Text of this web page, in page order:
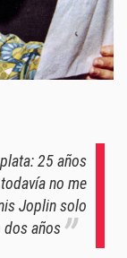
25 años
no me
Joplin solo
dos años